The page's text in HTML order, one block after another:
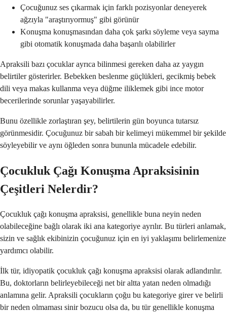
Çocuğunuz ses çıkarmak için farklı pozisyonlar deneyerek
ağzıyla "araştırıyormuş" gibi görünür
Konuşma konuşmasından daha çok şarkı söyleme veya sayma
gibi otomatik konuşmada daha başarılı olabilirler
Apraksili bazı çocuklar ayrıca bilinmesi gereken daha az yaygın
belirtiler gösterirler. Bebekken beslenme güçlükleri, gecikmiş bebek
dili veya makas kullanma veya düğme iliklemek gibi ince motor
becerilerinde sorunlar yaşayabilirler.
Bunu özellikle zorlaştıran şey, belirtilerin gün boyunca tutarsız
görünmesidir. Çocuğunuz bir sabah bir kelimeyi mükemmel bir şekilde
söyleyebilir ve aynı öğleden sonra bununla mücadele edebilir.
Çocukluk Çağı Konuşma Apraksisinin
Çeşitleri Nelerdir?
Çocukluk çağı konuşma apraksisi, genellikle buna neyin neden
olabileceğine bağlı olarak iki ana kategoriye ayrılır. Bu türleri anlamak,
sizin ve sağlık ekibinizin çocuğunuz için en iyi yaklaşımı belirlemenize
yardımcı olabilir.
İlk tür, idiyopatik çocukluk çağı konuşma apraksisi olarak adlandırılır.
Bu, doktorların belirleyebileceği net bir altta yatan neden olmadığı
anlamına gelir. Apraksili çocukların çoğu bu kategoriye girer ve belirli
bir neden olmaması sinir bozucu olsa da, bu tür genellikle konuşma